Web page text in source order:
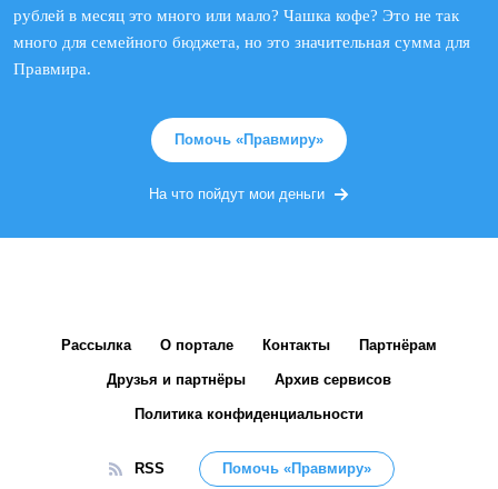
рублей в месяц это много или мало? Чашка кофе? Это не так
много для семейного бюджета, но это значительная сумма для
Правмира.
Помочь «Правмиру»
На что пойдут мои деньги
Рассылка О портале Контакты Партнёрам
Друзья и партнёры Архив сервисов
Политика конфиденциальности
RSS Помочь «Правмиру»